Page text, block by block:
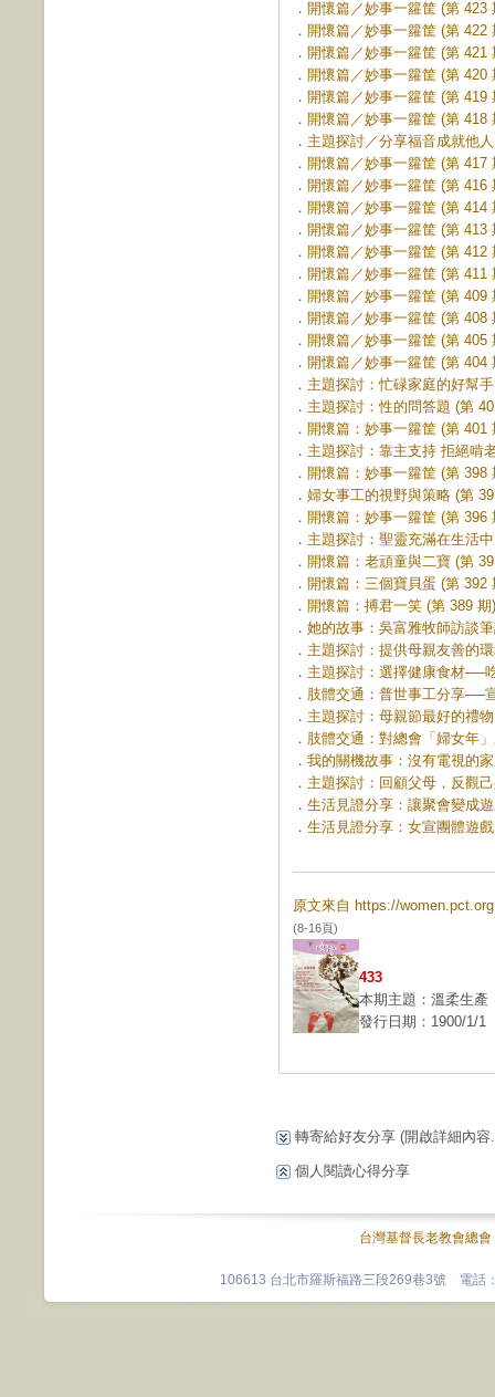
． 開懷篇／妙事一籮筐 (第 423
． 開懷篇／妙事一籮筐 (第 422
． 開懷篇／妙事一籮筐 (第 421
． 開懷篇／妙事一籮筐 (第 420
． 開懷篇／妙事一籮筐 (第 419
． 開懷篇／妙事一籮筐 (第 418
． 主題探討／分享福音成就他
． 開懷篇／妙事一籮筐 (第 417
． 開懷篇／妙事一籮筐 (第 416
． 開懷篇／妙事一籮筐 (第 414
． 開懷篇／妙事一籮筐 (第 413
． 開懷篇／妙事一籮筐 (第 412
． 開懷篇／妙事一籮筐 (第 411
． 開懷篇／妙事一籮筐 (第 409
． 開懷篇／妙事一籮筐 (第 408
． 開懷篇／妙事一籮筐 (第 405
． 開懷篇／妙事一籮筐 (第 404
． 主題探討：忙碌家庭的好幫
． 主題探討：性的問答題 (第
． 開懷篇：妙事一籮筐 (第 401
． 主題探討：靠主支持 拒絕啃
． 開懷篇：妙事一籮筐 (第 398
． 婦女事工的視野與策略 (第
． 開懷篇：妙事一籮筐 (第 396
． 主題探討：聖靈充滿在生活
． 開懷篇：老頑童與二寶 (第
． 開懷篇：三個寶貝蛋 (第 392
． 開懷篇：搏君一笑 (第 389 期)
． 她的故事：吳富雅牧師訪談
． 主題探討：提供母親友善的
． 主題探討：選擇健康食材──
． 肢體交通：普世事工分享──
． 主題探討：母親節最好的禮
． 肢體交通：對總會「婦女年
． 我的關機故事：沒有電視的
． 主題探討：回顧父母，反觀
． 生活見證分享：讓聚會變成
． 生活見證分享：女宣團體遊
原文來自 https://
(8-16頁)
433
本期主題：溫柔生產
發行日期：1900/1/1
轉寄給好友分享 (開啟詳細內容
個人閱讀心得分享
台灣基督長老教會總會
106613 台北市羅斯福路三段269巷3號 電